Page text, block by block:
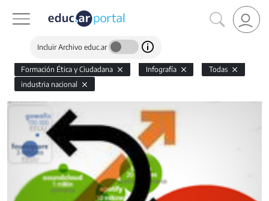
Incluir Archivo educ.ar
Formación Ética y Ciudadana Infografía
Todas
industria nacional